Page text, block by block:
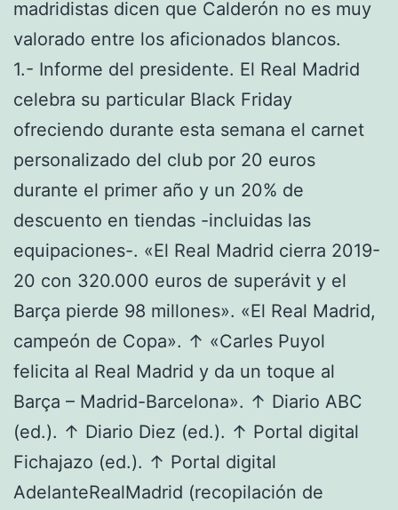
madridistas dicen que Calderón no es muy
valorado entre los aficionados blancos.
1.- Informe del presidente. El Real Madrid
celebra su particular Black Friday
ofreciendo durante esta semana el carnet
personalizado del club por 20 euros
durante el primer año y un 20% de
descuento en tiendas -incluidas las
equipaciones-. «El Real Madrid cierra 2019-
20 con 320.000 euros de superávit y el
Barça pierde 98 millones». «El Real Madrid,
campeón de Copa». ↑ «Carles Puyol
felicita al Real Madrid y da un toque al
Barça – Madrid-Barcelona». ↑ Diario ABC
(ed.). ↑ Diario Diez (ed.). ↑ Portal digital
Fichajazo (ed.). ↑ Portal digital
AdelanteRealMadrid (recopilación de